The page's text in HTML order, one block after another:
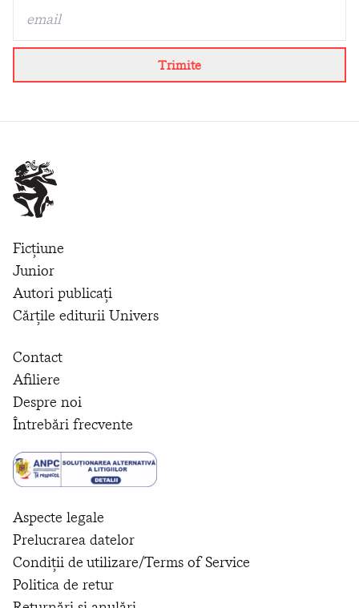
Trimite
Ficțiune
Junior
Autori publicați
Cărțile editurii Univers
Contact
Afiliere
Despre noi
Întrebări frecvente
Aspecte legale
Prelucrarea datelor
Condiții de utilizare/Terms of Service
Politica de retur